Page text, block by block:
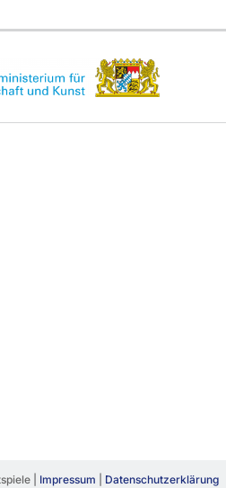
| Impressum Datenschutzerklärung